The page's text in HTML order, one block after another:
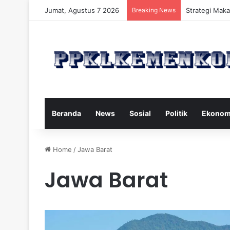
Jumat, Agustus 7 2026 Breaking News Strategi
Beranda News Sosial Politik
Home /Jawa Barat
Jawa Barat